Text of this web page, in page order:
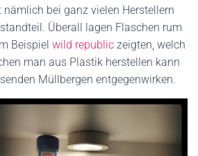
bei ganz vielen Herstellern
Überall lagen Flaschen rum
Beispiel wild republic zeigten, welch
man aus Plastik herstellen kann
Müllbergen entgegenwirken.